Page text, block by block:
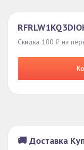
Скидка 100 ₽ на
🚚 Доставка